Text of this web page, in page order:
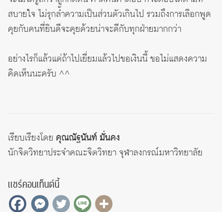
สบายใจ ไม่รุกล้ำความเป็นส่วนตัวเกินไป รวมถึงการเลือกพูด
คุยกับคนที่ยินดีจะคุยด้วยน่าจะดีกับทุกฝ่ายมากกว่า
อย่างไรก็แล้วแต่ถ้าไปเยี่ยมแล้วไปขอเงินนี้ ขอไม่แสดงความ
คิดเห็นนะครับ ^^
เรียบเรียงโดย คุณณัฐนันท์ มั่นคง
นักจิตวิทยาประจำคณะจิตวิทยา จุฬาลงกรณ์มหาวิทยาลัย
แชร์คอนเท็นต์นี้